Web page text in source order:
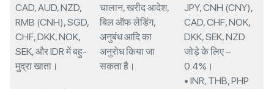
CAD, AUD, NZD,
RMB (CNH), SGD,
CHF, DKK, NOK,
SEK, और IDR में बहु-
मुद्रा खाता।
चालान, खरीद आदेश,
बिल ऑफ लेडिंग,
अनुबंध आदि का
अनुरोध किया जा
सकता है।
JPY, CNH (CNY),
CAD, CHF, NOK,
DKK, SEK, NZD
जोड़े के लिए –
0.4%।
• INR, THB, PHP